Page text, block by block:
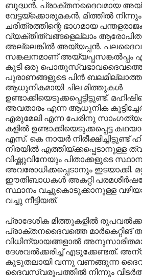
ബുദ്ധൻ, പ്രാക്തനദൈവമായ
വേട്ടയ്ക്കൊരുമകൻ, മിത്തിൽ നിന്നും
ചരിത്രത്തിന്റെ ഭാഗമായ
വ്യക്തിത്വങ്ങളെല്ലാം
അല്ലെങ്കിൽ അയ്യപ്പൻ.
സങ്കലനമാണ് അയ്യപ്പസങ്കൽ‌പ്പം
കൂടി ഒരു പൊതുസ്വഭാവദൈവത്തെ
പുരാണങ്ങളുടെ പിൻ
ആധുനികമായി ചില മിത്തുകൾ
ഉണ്ടാക്കിയെടുക്കപ്പെട്ടിട്ടുണ്ട്.
അവതാരം എന്ന ആധുനിക
എരുമേലി എന്ന പേരിനു
കളിൽ ഉണ്ടാക്കിയെടുക്കപ്പെട്ട
എസ്. കെ നായർ നിരീക്ഷിച്ചിട്ടുണ്ട്
നിരയിൽ എത്തിയ്ക്കപ്പെടാനുള്ള
വിഷ്ണുവിനേയും പിതാക്കളുടെ
അവരോധിക്കപ്പെടാനും
ഈതിബാധകൾ അകറ്റി
സ്ഥാനം വച്ചുകൊടുക്കാനുള്ള
വച്ചു നീട്ടിയത്.
പ്രാദേശിക മിത്തുകളിൽ
പ്രാക്തനദൈവത്തെ മാർകെറ്റിങ്
വിധിന്യായങ്ങളാൽ
ദേശവൽക്കരിച്ച് എടുക്കേണ്ടത്.
കൂടുതലായി വന്നു വണങ്ങുന്ന
ദൈവസ്വരൂപത്തിൽ നിന്നും